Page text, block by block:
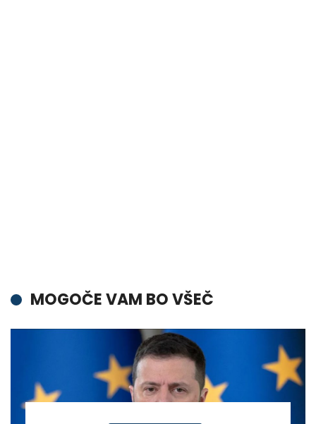
MOGOČE VAM BO VŠEČ